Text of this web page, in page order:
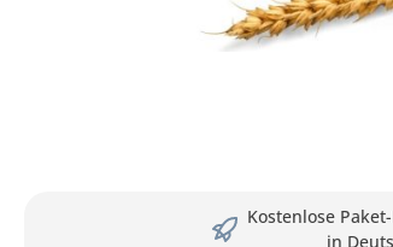
Kostenlose
in